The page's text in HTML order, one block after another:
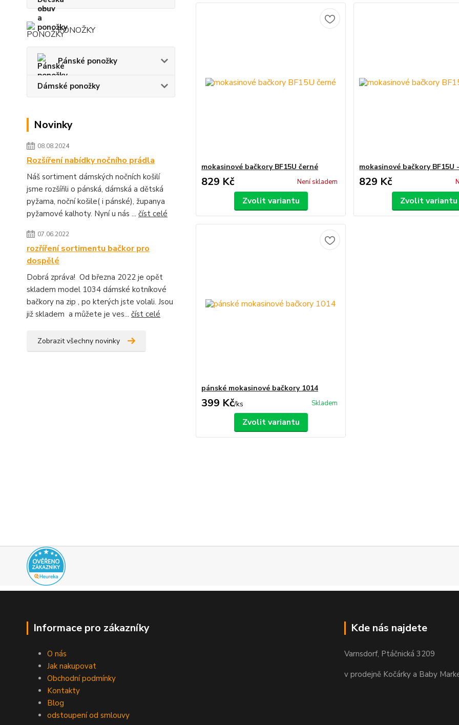
PONOŽKY
Pánské ponožky
Dámské ponožky
Novinky
08.08.2024
Rozšíření nabídky nočního prádla
Náš sortiment dámských nočních košilí
jsme rozšířili o pánská, dámská a dětská
pyžama, noční košile( i pánské), županya
pyžamové kalhoty. Nyní u nás ... číst celé
07.06.2022
rozříření sortimentu bačkor pro
dospělé
Dobrá zpráva! Od března 2022 je opět
skladem model 1034 dámské kotníkové
bačkory na zip , po kterých jste volali. Jsou
již skladem a můžete je ves... číst celé
Zobrazit všechny novinky
mokasinové bačkory BF15U černé
829 Kč Není skladem
Zvolit variantu
mokasinové bačkory BF15U
829 Kč
Zvolit variantu
pánské mokasinové bačkory 1014
399 Kč/ks Skladem
Zvolit variantu
Informace pro zákazníky
O nás
Jak nakupovat
Obchodní podmínky
Kontakty
Blog
odstoupení od smlouvy
Kde nás najdete
Varnsdorf, Ptáčnická 3209
v prodejně Kočárky a Baby